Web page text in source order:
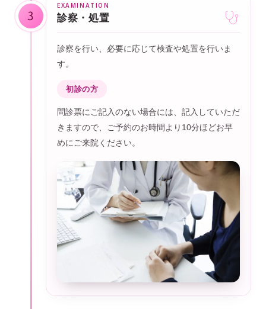
3 診察・処置
診察を行い、必要に応じて検査や処置を行いま
す。
初診の方
問診票にご記入のない場合には、記入していただ
きますので、ご予約のお時間より10分ほどお早
めにご来院ください。